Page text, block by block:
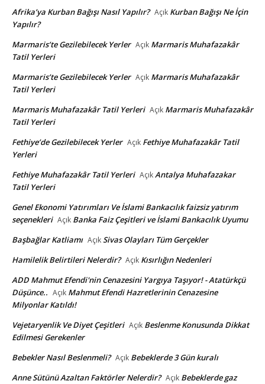
Afrika’ya Kurban Bağışı Nasıl Yapılır? Açık Kurban Bağışı Ne İçin
Yapılır?
Marmaris’te Gezilebilecek Yerler Açık Marmaris Muhafazakâr
Tatil Yerleri
Marmaris’te Gezilebilecek Yerler Açık Marmaris Muhafazakâr
Tatil Yerleri
Marmaris Muhafazakâr Tatil Yerleri Açık Marmaris Muhafazakâr
Tatil Yerleri
Fethiye’de Gezilebilecek Yerler Açık Fethiye Muhafazakâr Tatil
Yerleri
Fethiye Muhafazakâr Tatil Yerleri AçıkAntalya Muhafazakar
Tatil Yerleri
Genel Ekonomi Yatırımları Ve İslami Bankacılık faizsiz yatırım
seçenekleri Açık Banka Faiz Çeşitleri ve İslami Bankacılık Uyumu
Başbağlar Katliamı AçıkSivas Olayları Tüm Gerçekler
Hamilelik Belirtileri Nelerdir? Açık Kısırlığın Nedenleri
ADD Mahmut Efendi'nin Cenazesini Yargıya Taşıyor! - Atatürkçü
Düşünce.. Açık Mahmut Efendi Hazretlerinin Cenazesine
Milyonlar Katıldı!
Vejetaryenlik Ve Diyet Çeşitleri Açık Beslenme Konusunda Dikkat
Edilmesi Gerekenler
Bebekler Nasıl Beslenmeli? Açık Bebeklerde 3 Gün kuralı
Anne Sütünü Azaltan Faktörler Nelerdir? Açık Bebeklerde gaz